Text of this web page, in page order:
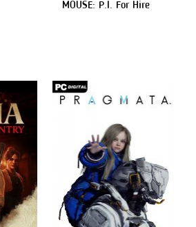
MOUSE: P.I. For Hire